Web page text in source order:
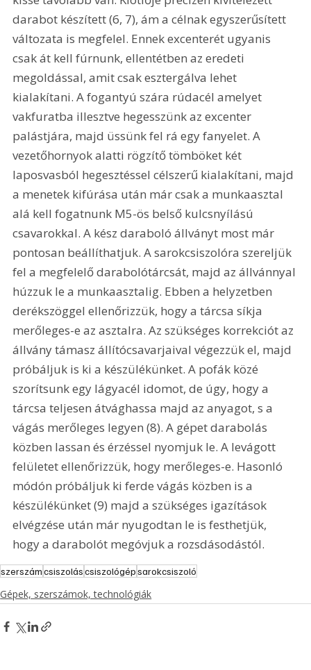
darabot készített (6, 7), ám a célnak egyszerűsített
változata is megfelel. Ennek excenterét ugyanis
csak át kell fúrnunk, ellentétben az eredeti
megoldással, amit csak esztergálva lehet
kialakítani. A fogantyú szára rúdacél amelyet
vakfuratba illesztve hegesszünk az excenter
palástjára, majd üssünk fel rá egy fanyelet. A
vezetőhornyok alatti rögzítő tömböket két
laposvasból hegesztéssel célszerű kialakítani, majd
a menetek kifúrása után már csak a munkaasztal
alá kell fogatnunk M5-ös belső kulcsnyílású
csavarokkal. A kész daraboló állványt most már
pontosan beállíthatjuk. A sarokcsiszolóra szereljük
fel a megfelelő darabolótárcsát, majd az állvánnyal
húzzuk le a munkaasztalig. Ebben a helyzetben
derékszöggel ellenőrizzük, hogy a tárcsa síkja
merőleges-e az asztalra. Az szükséges korrekciót az
állvány támasz állítócsavarjaival végezzük el, majd
próbáljuk is ki a készülékünket. A pofák közé
szorítsunk egy lágyacél idomot, de úgy, hogy a
tárcsa teljesen átvághassa majd az anyagot, s a
vágás merőleges legyen (8). A gépet darabolás
közben lassan és érzéssel nyomjuk le. A levágott
felületet ellenőrizzük, hogy merőleges-e. Hasonló
módón próbáljuk ki ferde vágás közben is a
készülékünket (9) majd a szükséges igazítások
elvégzése után már nyugodtan le is festhetjük,
hogy a darabolót megóvjuk a rozsdásodástól.
szerszámcsiszoláscsiszológépsarokcsiszoló
Gépek, szerszámok, technológiák